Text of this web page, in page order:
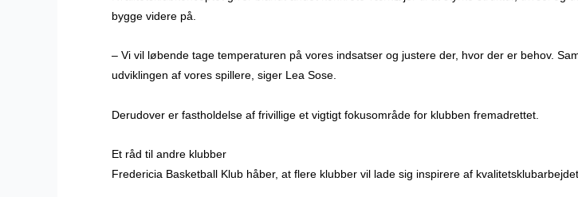
bygge videre på.
– Vi vil løbende tage temperaturen på vores indsatser og justere der, hvor der er behov.
udviklingen af vores spillere, siger Lea Sose.
Derudover er fastholdelse af frivillige et vigtigt fokusområde for klubben fremadrettet.
Et råd til andre klubber
Fredericia Basketball Klub håber, at flere klubber vil lade sig inspirere af kvalitetsklubarbejdet.